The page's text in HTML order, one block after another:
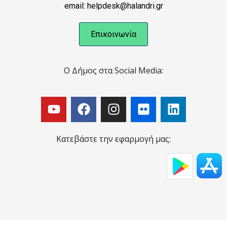
email: helpdesk@halandri.gr
Επικοινωνία
Ο Δήμος στα Social Media:
Κατεβάστε την εφαρμογή μας: